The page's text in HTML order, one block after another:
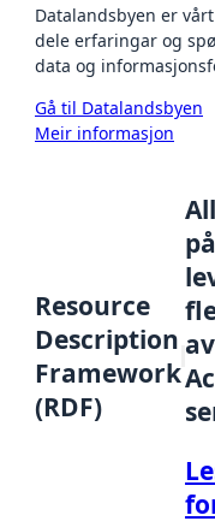
Datalandsbyen er
dele erfaringar og
data og
Gå til Datalandsbyen
Meir informasjon
Resource
Description
Framework
(RDF)